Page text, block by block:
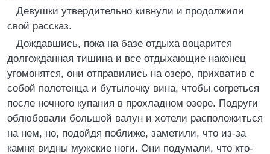
Девушки утвердительно кивнули и продолжили
свой рассказ.
Дождавшись, пока на базе отдыха воцарится
долгожданная тишина и все отдыхающие наконец
угомонятся, они отправились на озеро, прихватив с
собой полотенца и бутылочку вина, чтобы согреться
после ночного купания в прохладном озере. Подруги
облюбовали большой валун и хотели расположиться
на нем, но, подойдя поближе, заметили, что из-за
камня видны мужские ноги. Они подумали, что кто-